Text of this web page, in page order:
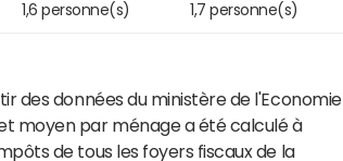
1,6 personne(s) 1,7 personne(s)
des données du ministère de l'Economie
moyen par ménage a été calculé à
de tous les foyers fiscaux de la